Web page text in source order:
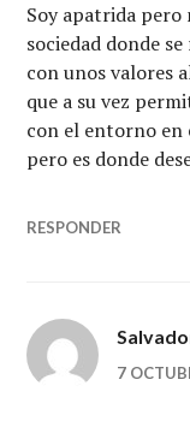
Soy apatrida
sociedad donde
con unos valores
que a su vez
con el entorno en
pero es donde
RESPONDER
7